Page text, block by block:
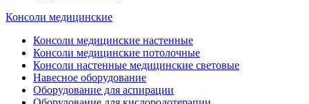
Консоли медицинские
Консоли медицинские настенные
Консоли медицинские потолочные
Консоли настенные медицинские световые
Навесное оборудование
Оборудование для аспирации